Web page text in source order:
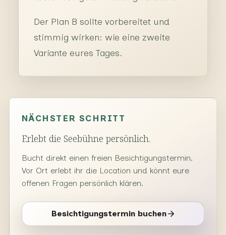
Der Plan B sollte vorbereitet und
stimmig wirken: wie eine zweite
Variante eures Tages.
NÄCHSTER SCHRITT
Erlebt die Seebühne persönlich.
Bucht direkt einen freien Besichtigungstermin.
Vor Ort erlebt ihr die Location und könnt eure
offenen Fragen persönlich klären.
Besichtigungstermin buchen